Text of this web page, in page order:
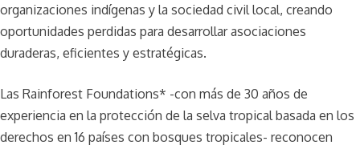
organizaciones indígenas y la sociedad civil local, creando
oportunidades perdidas para desarrollar asociaciones
duraderas, eficientes y estratégicas.
Las Rainforest Foundations* -con más de 30 años de
experiencia en la protección de la selva tropical basada en los
derechos en 16 países con bosques tropicales- reconocen